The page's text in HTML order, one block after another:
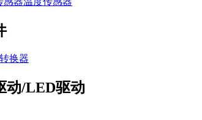
换器
动/LED驱动